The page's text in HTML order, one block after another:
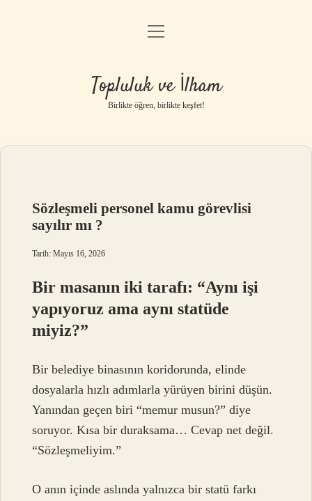
Anasayfa
Gizlilik Politikası
Yasal Uyarı
menüyü
Topluluk ve İlham
Birlikte öğren, birlikte keşfet!
Sözleşmeli personel kamu görevlisi
sayılır mı ?
Tarih: Mayıs 16, 2026
Bir masanın iki tarafı: “Aynı işi
yapıyoruz ama aynı statüde
miyiz?”
Bir belediye binasının koridorunda, elinde
dosyalarla hızlı adımlarla yürüyen birini düşün.
Yanından geçen biri “memur musun?” diye
soruyor. Kısa bir duraksama… Cevap net değil.
“Sözleşmeliyim.”
O anın içinde aslında yalnızca bir statü farkı